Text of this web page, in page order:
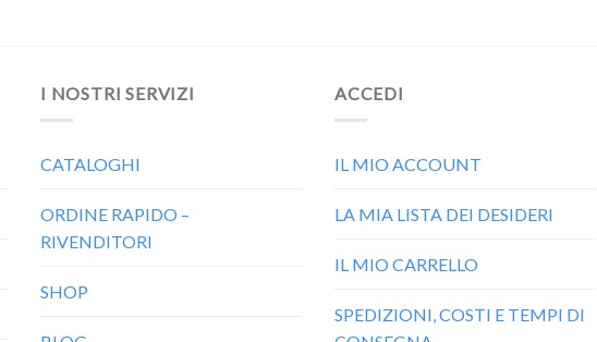
I NOSTRI SERVIZI
CATALOGHI
ORDINE RAPIDO –
RIVENDITORI
SHOP
ACCEDI
IL MIO ACCOUNT
LA MIA LISTA DEI DESIDERI
IL MIO CARRELLO
SPEDIZIONI, COSTI E TEMPI DI